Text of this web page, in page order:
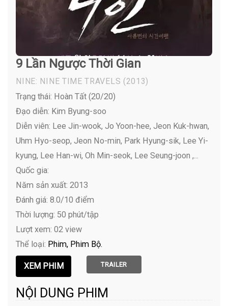
9 Lần Ngược Thời Gian
NINE: NINE TIME TRAVELS (2013)
Trạng thái: Hoàn Tất (20/20)
Đạo diễn: Kim Byung-soo
Diễn viên: Lee Jin-wook, Jo Yoon-hee, Jeon Kuk-hwan,
Uhm Hyo-seop, Jeon No-min, Park Hyung-sik, Lee Yi-
kyung, Lee Han-wi, Oh Min-seok, Lee Seung-joon ,...
Quốc gia:
Năm sản xuất: 2013
Đánh giá: 8.0/10 điểm
Thời lượng: 50 phút/tập
Lượt xem: 02 view
Thể loại: Phim Phim Bộ
TRAILER
NỘI DUNG PHIM